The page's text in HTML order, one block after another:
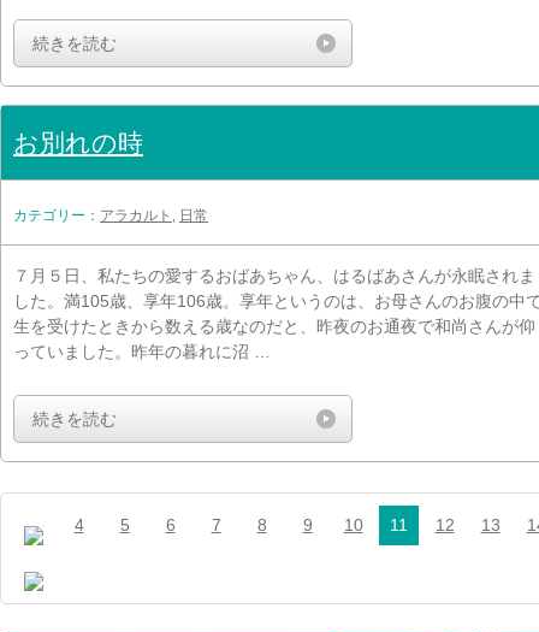
続きを読む
お別れの時
カテゴリー： アラカルト , 日常
７月５日、私たちの愛するおばあちゃん、はるばあさんが永眠されま
した。満105歳、享年106歳。享年というのは、お母さんのお腹の中
生を受けたときから数える歳なのだと、昨夜のお通夜で和尚さんが仰
っていました。昨年の暮れに沼 …
続きを読む
4 5 6 7 8 9 10 11 12 13